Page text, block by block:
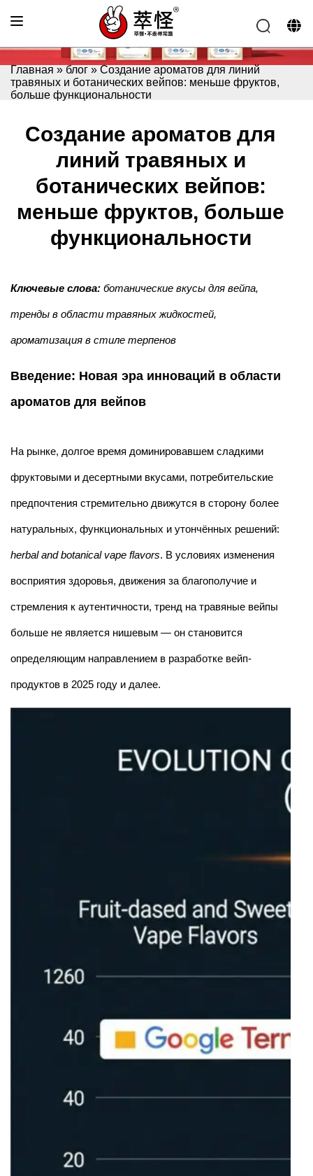
Главная » блог » Создание ароматов для линий
травяных и ботанических вейпов: меньше фруктов,
больше функциональности
Создание ароматов для
линий травяных и
ботанических вейпов:
меньше фруктов, больше
функциональности
Ключевые слова: ботанические вкусы для вейпа,
тренды в области травяных жидкостей,
ароматизация в стиле терпенов
Введение: Новая эра инноваций в области
ароматов для вейпов
На рынке, долгое время доминировавшем сладкими
фруктовыми и десертными вкусами, потребительские
предпочтения стремительно движутся в сторону более
натуральных, функциональных и утончённых решений:
herbal and botanical vape flavors. В условиях изменения
восприятия здоровья, движения за благополучие и
стремления к аутентичности, тренд на травяные вейпы
больше не является нишевым — он становится
определяющим направлением в разработке вейп-
продуктов в 2025 году и далее.